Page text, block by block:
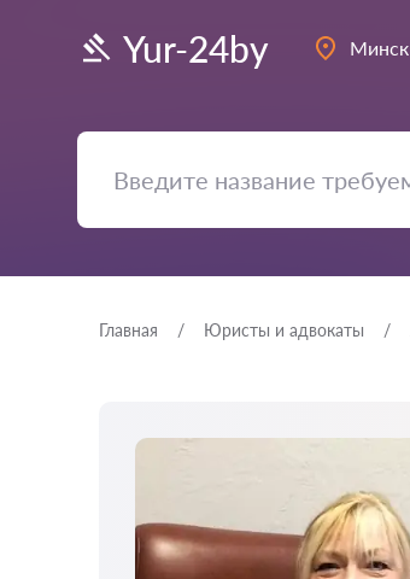
Yur-24by Минск
Главная Юристы и адвокаты